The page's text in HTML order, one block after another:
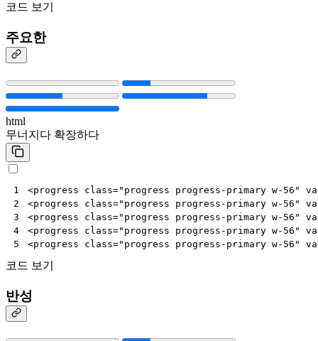
코드 보기
주요한
html
무너지다 확장하다
1
2
3
4
5
<progress class="progress progress-primary w-56"
<progress class="progress progress-primary w-56"
<progress class="progress progress-primary w-56"
<progress class="progress progress-primary w-56"
<progress class="progress progress-primary w-56"
코드 보기
반성